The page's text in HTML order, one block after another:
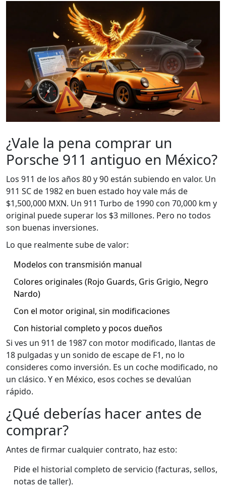
¿Vale la pena comprar un
Porsche 911 antiguo en México?
Los 911 de los años 80 y 90 están subiendo en valor. Un
911 SC de 1982 en buen estado hoy vale más de
$1,500,000 MXN. Un 911 Turbo de 1990 con 70,000 km y
original puede superar los $3 millones. Pero no todos
son buenas inversiones.
Lo que realmente sube de valor:
Modelos con transmisión manual
Colores originales (Rojo Guards, Gris Grigio, Negro
Nardo)
Con el motor original, sin modificaciones
Con historial completo y pocos dueños
Si ves un 911 de 1987 con motor modificado, llantas de
18 pulgadas y un sonido de escape de F1, no lo
consideres como inversión. Es un coche modificado, no
un clásico. Y en México, esos coches se devalúan
rápido.
¿Qué deberías hacer antes de
comprar?
Antes de firmar cualquier contrato, haz esto:
Pide el historial completo de servicio (facturas, sellos,
notas de taller).